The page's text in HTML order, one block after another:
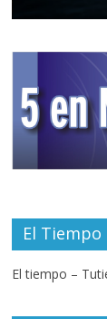
El Tiempo
El tiempo –